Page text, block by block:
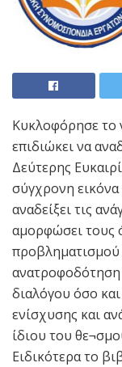
Κυκλοφόρησε το
επιδιώκει να
Δεύτερης
σύγχρονη εικόνα
αναδείξει τις
αμορφώσει τους
προβληματισμού
ανατροφοδότηση
διαλόγου όσο
ενίσχυσης και
ίδιου του
Ειδικότερα το